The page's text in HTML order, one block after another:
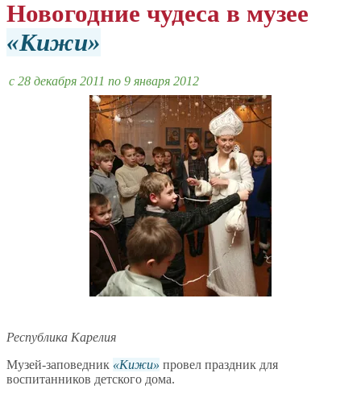
Новогодние чудеса в музее
Кижи
c 28 декабря 2011 по 9 января 2012
Республика Карелия
Музей-заповедник
Кижи
провел праздник для
воспитанников детского дома.